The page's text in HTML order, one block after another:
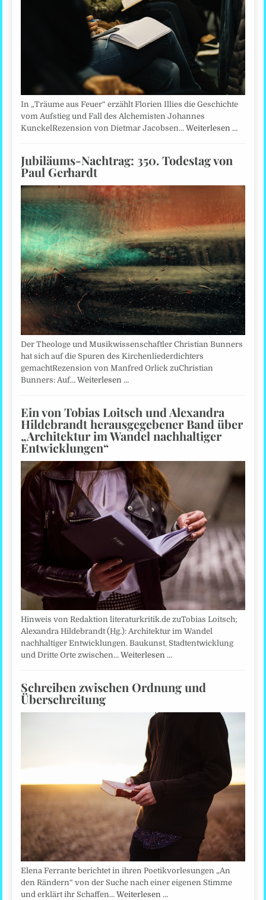
In „Träume aus Feuer“ erzählt Florien Illies die Geschichte
vom Aufstieg und Fall des Alchemisten Johannes
KunckelRezension von Dietmar Jacobsen…Weiterlesen …
Jubiläums-Nachtrag: 350. Todestag von
Paul Gerhardt
Der Theologe und Musikwissenschaftler Christian Bunners
hat sich auf die Spuren des Kirchenliederdichters
gemachtRezension von Manfred Orlick zuChristian
Bunners: Auf…Weiterlesen …
Ein von Tobias Loitsch und Alexandra
Hildebrandt herausgegebener Band über
„Architektur im Wandel nachhaltiger
Entwicklungen“
Hinweis von Redaktion literaturkritik.de zuTobias Loitsch;
Alexandra Hildebrandt (Hg.): Architektur im Wandel
nachhaltiger Entwicklungen. Baukunst, Stadtentwicklung
und Dritte Orte zwischen…Weiterlesen …
Schreiben zwischen Ordnung und
Überschreitung
Elena Ferrante berichtet in ihren Poetikvorlesungen „An
den Rändern“ von der Suche nach einer eigenen Stimme
und erklärt ihr Schaffen…Weiterlesen …